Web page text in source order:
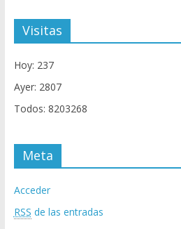
Visitas
Hoy: 237
Ayer: 2807
Todos: 8203268
Meta
Acceder
RSS de las entradas